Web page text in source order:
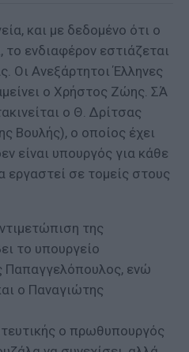
και με δεδομένο ότι ο
το ενδιαφέρον εστιάζεται
Οι Ανεξάρτητοι Έλληνες
ο Χρήστος Ζώης. ΣΆ
ο Θ. Δρίτσας
Βουλής), ο οποίος έχει
είναι υπουργός για κάθε
εργαστεί σε τομείς στους
της
το υπουργείο
Παπαγγελόπουλος, ενώ
ο Παναγιώτης
ο πρωθυπουργός